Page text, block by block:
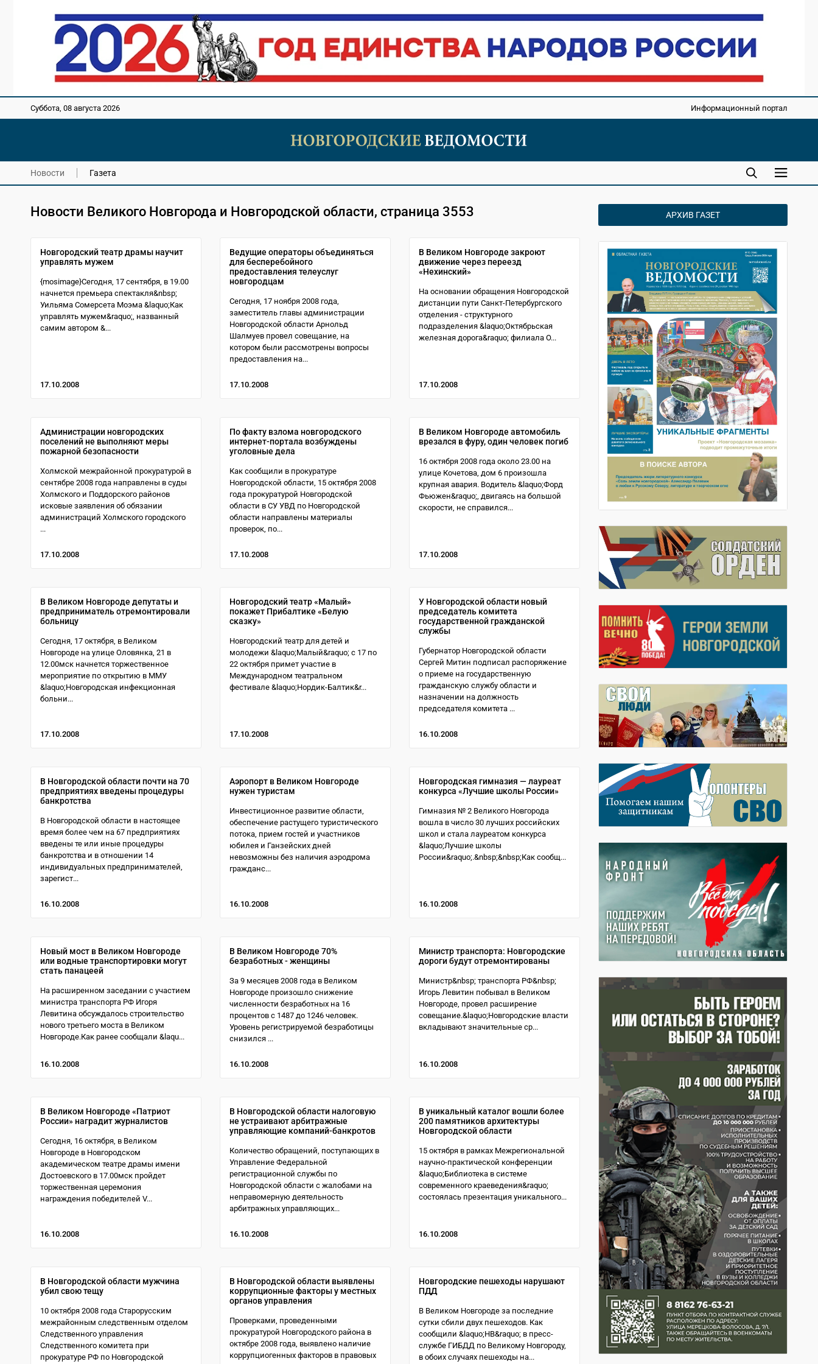
Суббота, 08 августа 2026 Информационный портал
Новости Газета
Новости Великого Новгорода и Новгородской области, страница 3553
Новгородский театр драмы научит
управлять мужем
{mosimage}Сегодня, 17 сентября, в 19.00
начнется премьера спектакля&nbsp;
Уильяма Сомерсета Моэма &laquo;Как
управлять мужем&raquo;, названный
самим автором &...
17.10.2008
Ведущие операторы объединяться
для бесперебойного
предоставления телеуслуг
новгородцам
Сегодня, 17 ноября 2008 года,
заместитель главы администрации
Новгородской области Арнольд
Шалмуев провел совещание, на
котором были рассмотрены вопросы
предоставления на...
17.10.2008
В Великом Новгороде закроют
движение через переезд
«Нехинский»
На основании обращения Новгородской
дистанции пути Санкт-Петербургского
отделения - структурного
подразделения &laquo;Октябрьская
железная дорога&raquo; филиала О...
17.10.2008
Администрации новгородских
поселений не выполняют меры
пожарной безопасности
Холмской межрайонной прокуратурой в
сентябре 2008 года направлены в суды
Холмского и Поддорского районов
исковые заявления об обязании
администраций Холмского городского
...
17.10.2008
По факту взлома новгородского
интернет-портала возбуждены
уголовные дела
Как сообщили в прокуратуре
Новгородской области, 15 октября 2008
года прокуратурой Новгородской
области в СУ УВД по Новгородской
области направлены материалы
проверок, по...
17.10.2008
В Великом Новгороде автомобиль
врезался в фуру, один человек погиб
16 октября 2008 года около 23.00 на
улице Кочетова, дом 6 произошла
крупная авария. Водитель &laquo;Форд
Фьюжен&raquo;, двигаясь на большой
скорости, не справился...
17.10.2008
В Великом Новгороде депутаты и
предприниматель отремонтировали
больницу
Сегодня, 17 октября, в Великом
Новгороде на улице Оловянка, 21 в
12.00мск начнется торжественное
мероприятие по открытию в ММУ
&laquo;Новгородская инфекционная
больни...
17.10.2008
Новгородский театр «Малый»
покажет Прибалтике «Белую
сказку»
Новгородский театр для детей и
молодежи &laquo;Малый&raquo; с 17 по
22 октября примет участие в
Международном театральном
фестивале &laquo;Нордик-Балтик&r...
17.10.2008
У Новгородской области новый
председатель комитета
государственной гражданской
службы
Губернатор Новгородской области
Сергей Митин подписал распоряжение
о приеме на государственную
гражданскую службу области и
назначении на должность
председателя комитета ...
16.10.2008
В Новгородской области почти на 70
предприятиях введены процедуры
банкротства
В Новгородской области в настоящее
время более чем на 67 предприятиях
введены те или иные процедуры
банкротства и в отношении 14
индивидуальных предпринимателей,
зарегист...
16.10.2008
Аэропорт в Великом Новгороде
нужен туристам
Инвестиционное развитие области,
обеспечение растущего туристического
потока, прием гостей и участников
юбилея и Ганзейских дней
невозможны без наличия аэродрома
гражданс...
16.10.2008
Новгородская гимназия — лауреат
конкурса «Лучшие школы России»
Гимназия № 2 Великого Новгорода
вошла в число 30 лучших российских
школ и стала лауреатом конкурса
&laquo;Лучшие школы
России&raquo;.&nbsp;&nbsp;Как сообщ...
16.10.2008
Новый мост в Великом Новгороде
или водные транспортировки могут
стать панацеей
На расширенном заседании с участием
министра транспорта РФ Игоря
Левитина обсуждалось строительство
нового третьего моста в Великом
Новгороде.Как ранее сообщали &laqu...
16.10.2008
В Великом Новгороде 70%
безработных - женщины
За 9 месяцев 2008 года в Великом
Новгороде произошло снижение
численности безработных на 16
процентов с 1487 до 1246 человек.
Уровень регистрируемой безработицы
снизился ...
16.10.2008
Министр транспорта: Новгородские
дороги будут отремонтированы
Министр&nbsp; транспорта РФ&nbsp;
Игорь Левитин побывал в Великом
Новгороде, провел расширение
совещание.&laquo;Новгородские власти
вкладывают значительные ср...
16.10.2008
В Великом Новгороде «Патриот
России» наградит журналистов
Сегодня, 16 октября, в Великом
Новгороде в Новгородском
академическом театре драмы имени
Достоевского в 17.00мск пройдет
торжественная церемония
награждения победителей V...
16.10.2008
В Новгородской области налоговую
не устраивают арбитражные
управляющие компаний-банкротов
Количество обращений, поступающих в
Управление Федеральной
регистрационной службы по
Новгородской области с жалобами на
неправомерную деятельность
арбитражных управляющих...
16.10.2008
В уникальный каталог вошли более
200 памятников архитектуры
Новгородской области
15 октября в рамках Межрегиональной
научно-практической конференции
&laquo;Библиотека в системе
современного краеведения&raquo;
состоялась презентация уникального...
16.10.2008
В Новгородской области мужчина
убил свою тещу
10 октября 2008 года Старорусским
межрайонным следственным отделом
Следственного управления
Следственного комитета при
прокуратуре РФ по Новгородской
В Новгородской области выявлены
коррупционные факторы у местных
органов управления
Проверками, проведенными
прокуратурой Новгородского района в
октябре 2008 года, выявлено наличие
коррупциогенных факторов в правовых
Новгородские пешеходы нарушают
ПДД
В Великом Новгороде за последние
сутки сбили двух пешеходов. Как
сообщили &laquo;НВ&raquo; в пресс-
службе ГИБДД по Великому Новгороду,
в обоих случаях пешеходы на...
АРХИВ ГАЗЕТ